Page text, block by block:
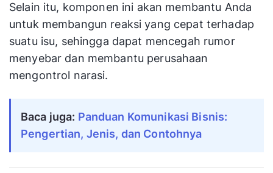
Selain itu, komponen ini akan membantu Anda
untuk membangun reaksi yang cepat terhadap
suatu isu, sehingga dapat mencegah rumor
menyebar dan membantu perusahaan
mengontrol narasi.
Baca juga: Panduan Komunikasi Bisnis:
Pengertian, Jenis, dan Contohnya